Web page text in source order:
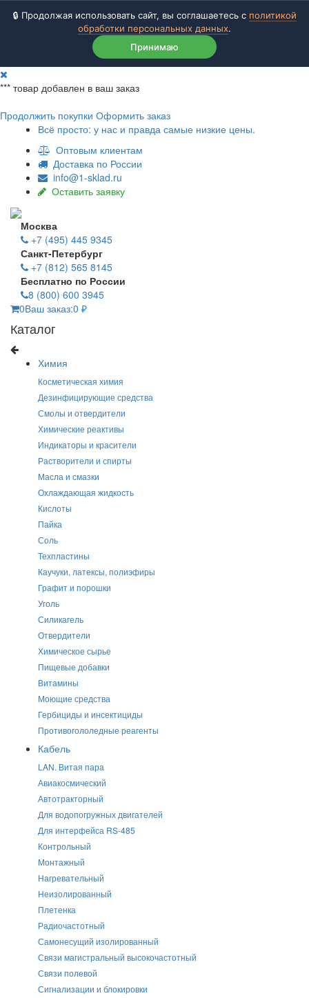
🔒 Продолжая использовать сайт, вы соглашаетесь с политикой
обработки персональных данных.
Принимаю
*** товар добавлен в ваш заказ
Продолжить покупки Оформить заказ
Всё просто: у нас и правда самые низкие цены.
Оптовым клиентам
Доставка по России
info@1-sklad.ru
Оставить заявку
Москва
+7 (495) 445 9345
Санкт-Петербург
+7 (812) 565 8145
Бесплатно по России
8 (800) 600 3945
0Ваш заказ:0 ₽
Каталог
Химия
Косметическая химия
Дезинфицирующие средства
Смолы и отвердители
Химические реактивы
Индикаторы и красители
Растворители и спирты
Масла и смазки
Охлаждающая жидкость
Кислоты
Пайка
Соль
Техпластины
Каучуки, латексы, полиэфиры
Графит и порошки
Уголь
Силикагель
Отвердители
Химическое сырье
Пищевые добавки
Витамины
Моющие средства
Гербициды и инсектициды
Противогололедные реагенты
Кабель
LAN. Витая пара
Авиакосмический
Автотракторный
Для водопогружных двигателей
Для интерфейса RS-485
Контрольный
Монтажный
Нагревательный
Неизолированный
Плетенка
Радиочастотный
Самонесущий изолированный
Связи магистральный высокочастотный
Связи полевой
Сигнализации и блокировки